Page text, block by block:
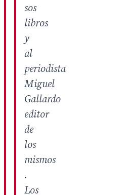
sos
libros
y
al
periodista
Miguel
Gallardo
editor
de
los
mismos
.
Los